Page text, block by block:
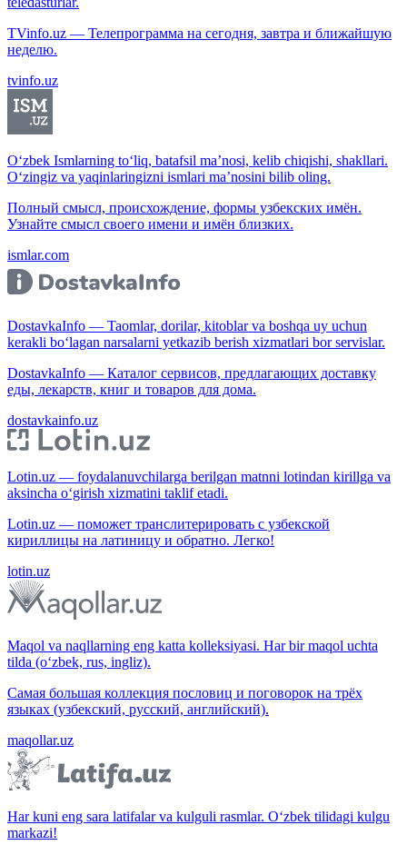
TVinfo.uz — Телепрограмма на сегодня, завтра и ближайшую
неделю.
tvinfo.uz
O‘zbek Ismlarning to‘liq, batafsil ma’nosi, kelib chiqishi, shakllari.
O‘zingiz va yaqinlaringizni ismlari ma’nosini bilib oling.
Полный смысл, происхождение, формы узбекских имён.
Узнайте смысл своего имени и имён близких.
ismlar.com
DostavkaInfo — Taomlar, dorilar, kitoblar va boshqa uy uchun
kerakli bo‘lagan narsalarni yetkazib berish xizmatlari bor servislar.
DostavkaInfo — Каталог сервисов, предлагающих доставку
еды, лекарств, книг и товаров для дома.
dostavkainfo.uz
Lotin.uz — foydalanuvchilarga berilgan matnni lotindan kirillga va
aksincha o‘girish xizmatini taklif etadi.
Lotin.uz — поможет транслитерировать с узбекской
кириллицы на латиницу и обратно. Легко!
lotin.uz
Maqol va naqllarning eng katta kolleksiyasi. Har bir maqol uchta
tilda (o‘zbek, rus, ingliz).
Самая большая коллекция пословиц и поговорок на трёх
языках (узбекский, русский, английский).
maqollar.uz
Har kuni eng sara latifalar va kulguli rasmlar. O‘zbek tilidagi kulgu
markazi!